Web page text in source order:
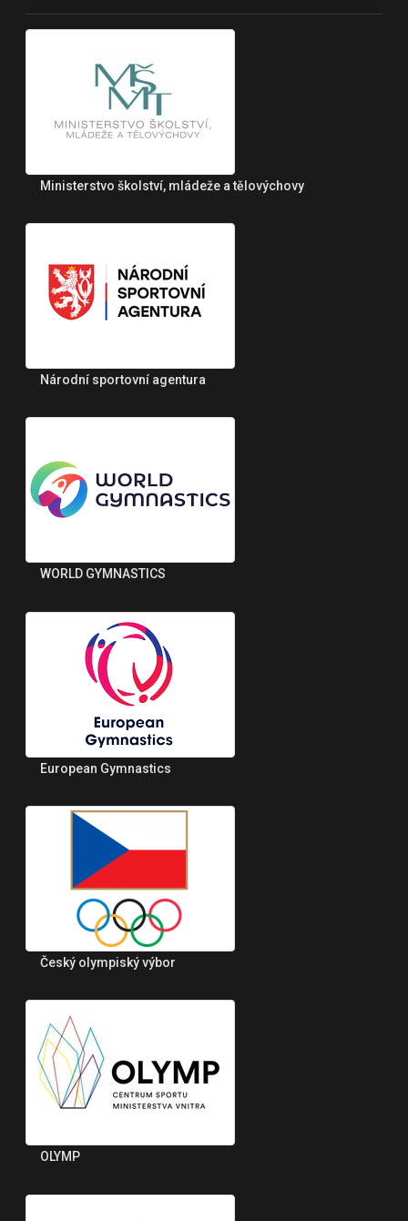
Ministerstvo školství, mládeže a tělovýchovy
Národní sportovní agentura
WORLD GYMNASTICS
European Gymnastics
Český olympiský výbor
OLYMP